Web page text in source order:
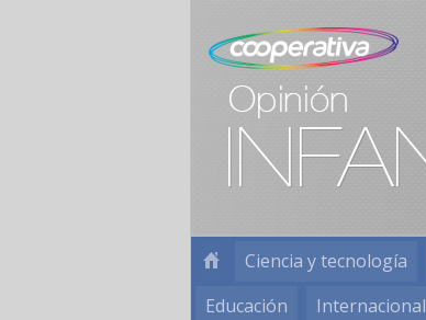
Ciencia y tecnología
Educación
Internacional